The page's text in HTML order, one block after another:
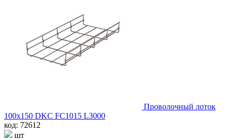
Проволочный лоток
100х150 DKC FC1015 L3000
код: 72612
шт